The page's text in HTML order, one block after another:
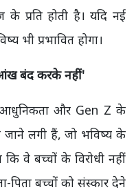
के प्रति होती है। यदि नई
भी प्रभावित होगा।
बंद करके नहीं'
और Gen Z के
जाने लगी हैं, जो भविष्य के
कि वे बच्चों के विरोधी नहीं
बच्चों को संस्कार देने